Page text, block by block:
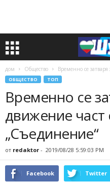
дом Общество Временно се
ОБЩЕСТВО ТОП
Временно се
движение част
„Съединение“
от redaktor - 2019/08/28 5:59:03 PM
Facebook Twitter